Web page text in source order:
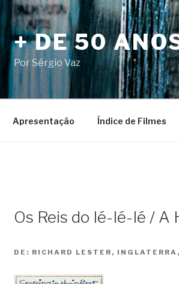
+ DE 50
Por Sérgio Vaz
Apresentação Índice de Filmes
Os Reis do Ié-Ié-Ié / A
DE: RICHARD LESTER,